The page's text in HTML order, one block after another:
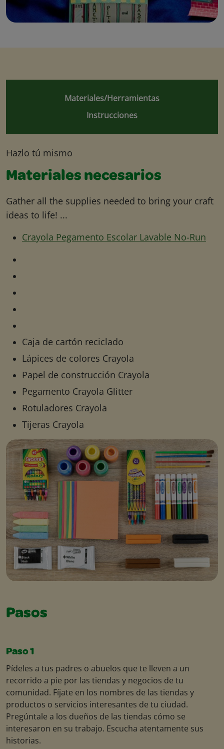
Materiales/Herramientas
Instrucciones
Hazlo tú mismo
Materiales necesarios
Gather all the supplies needed to bring your craft
ideas to life! ...
Crayola Pegamento Escolar Lavable No-Run
Caja de cartón reciclado
Lápices de colores Crayola
Papel de construcción Crayola
Pegamento Crayola Glitter
Rotuladores Crayola
Tijeras Crayola
Pasos
Paso 1
Pídeles a tus padres o abuelos que te lleven a un
recorrido a pie por las tiendas y negocios de tu
comunidad. Fíjate en los nombres de las tiendas y
productos o servicios interesantes de tu ciudad.
Pregúntale a los dueños de las tiendas cómo se
interesaron en su trabajo. Escucha atentamente sus
historias.